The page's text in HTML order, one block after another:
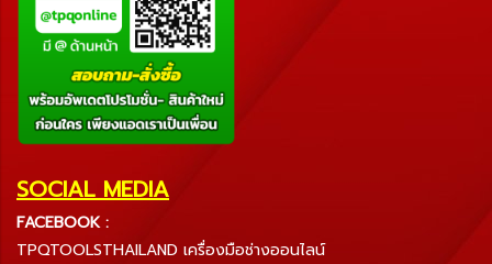
SOCIAL MEDIA
FACEBOOK :
TPQTOOLSTHAILAND เครื่องมือช่างออนไลน์